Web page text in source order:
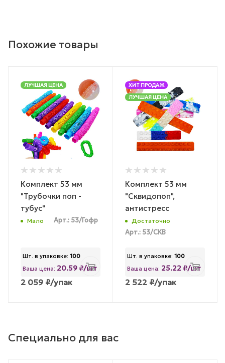
Похожие товары
ЛУЧШАЯ ЦЕНА
Комплект 53 мм
"Трубочки поп -
тубус"
Мало Арт.: 53/Гофр
Шт. в упаковке: 100
Ваша цена: 20.59 ₽/шт
2 059 ₽/упак
ХИТ ПРОДАЖ
ЛУЧШАЯ ЦЕНА
Комплект 53 мм
"Сквидопоп",
антистресс
Достаточно
Арт.: 53/СКВ
Шт. в упаковке: 100
Ваша цена: 25.22 ₽/шт
2 522 ₽/упак
Специально для вас